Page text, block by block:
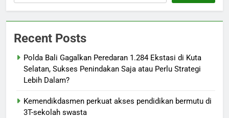
Recent Posts
Polda Bali Gagalkan Peredaran 1.284 Ekstasi di Kuta
Selatan, Sukses Penindakan Saja atau Perlu Strategi
Lebih Dalam?
Kemendikdasmen perkuat akses pendidikan bermutu di
3T-sekolah swasta